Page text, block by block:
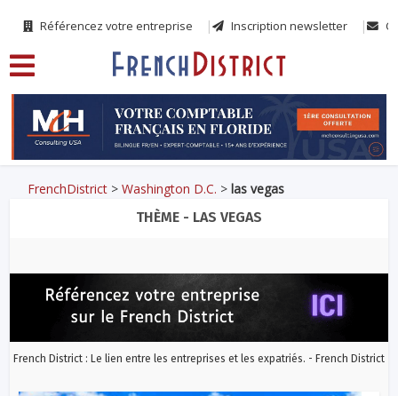
Référencez votre entreprise Inscription newsletter
FrenchDistrict >Washington D.C. >las vegas
THÈME - LAS VEGAS
French District : Le lien entre les entreprises et les expatriés. - French District